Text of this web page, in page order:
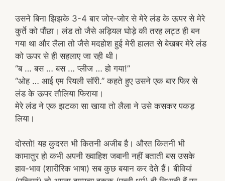
उसने बिना झिझके 3-4 बार जोर-जोर से मेरे लंड के ऊपर से मेरे
कुर्ते को पौंछा। लंड तो जैसे अड़ियल घोड़े की तरह लट्ठ ही बन
गया था और लैला तो जैसे मदहोश हुई मेरी हालत से बेखबर मेरे लंड
को ऊपर से ही सहलाए जा रही थी।
“ब … बस … बस … प्लीज … हो गया!”
“ओह … आई एम रियली सॉरी.” कहते हुए उसने एक बार फिर से
लंड के ऊपर तौलिया फिराया।
मेरे लंड ने एक झटका सा खाया तो लैला ने उसे कसकर पकड़
लिया।
दोस्तो! यह कुदरत भी कितनी अजीब है। औरत कितनी भी
कामातुर हो कभी अपनी ख्वाहिश जबानी नहीं बताती बस उसके
हाव-भाव (शारीरिक भाषा) सब कुछ बयान कर देते हैं। बीवियां